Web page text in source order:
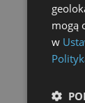
mogą
w